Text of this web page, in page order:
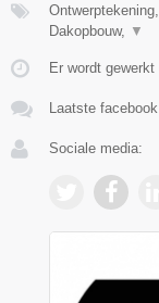
Dakopbouw, ▼
Er wordt
Laatste
Sociale media: